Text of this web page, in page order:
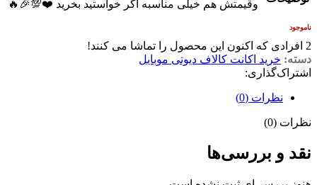
وقیمتش هم خیلی مناسبه اگر خواستید بخرید ❤️💯🎉🔥
ناموجود
2 افرادی که اکنون این محصول را تماشا می کنند!
دسته: خرید اکانت کالاف دیوتی موبایل
اشتراک‌گذاری:
نظرات (0)
نظرات (0)
نقد و بررسی‌ها